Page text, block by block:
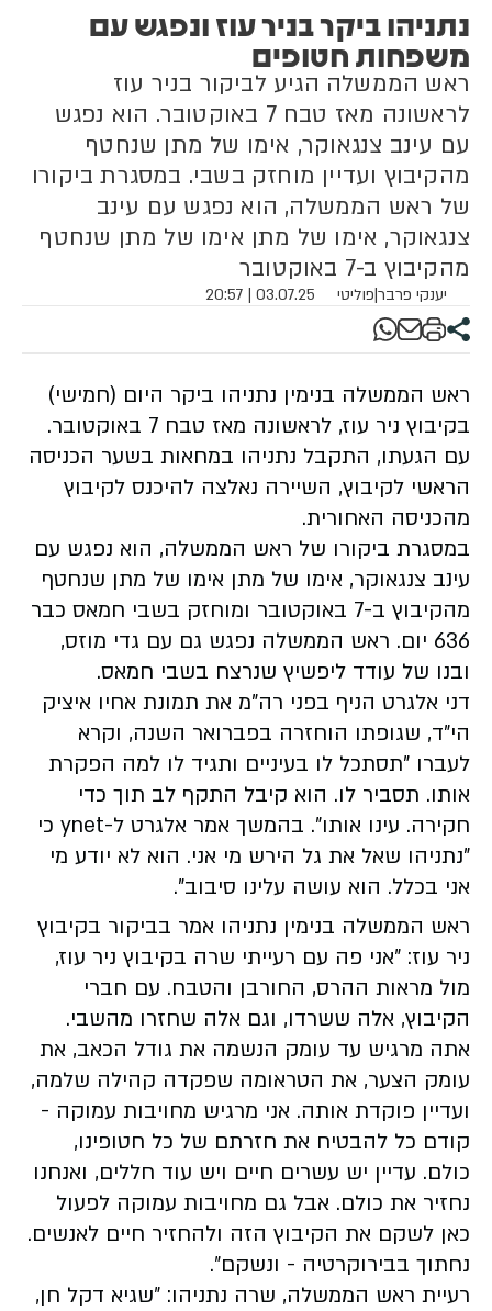
נתניהו ביקר בניר עוז ונפגש עם
משפחות חטופים
ראש הממשלה הגיע לביקור בניר עוז
לראשונה מאז טבח 7 באוקטובר. הוא נפגש
עם עינב צנגאוקר, אימו של מתן שנחטף
מהקיבוץ ועדיין מוחזק בשבי. במסגרת ביקורו
של ראש הממשלה, הוא נפגש עם עינב
צנגאוקר, אימו של מתן אימו של מתן שנחטף
מהקיבוץ ב-7 באוקטובר
יענקי פרבר|פוליטי 03.07.25 | 20:57
ראש הממשלה בנימין נתניהו ביקר היום (חמישי)
בקיבוץ ניר עוז, לראשונה מאז טבח 7 באוקטובר.
עם הגעתו, התקבל נתניהו במחאות בשער הכניסה
הראשי לקיבוץ, השיירה נאלצה להיכנס לקיבוץ
מהכניסה האחורית.
במסגרת ביקורו של ראש הממשלה, הוא נפגש עם
עינב צנגאוקר, אימו של מתן אימו של מתן שנחטף
מהקיבוץ ב-7 באוקטובר ומוחזק בשבי חמאס כבר
636 יום. ראש הממשלה נפגש גם עם גדי מוזס,
ובנו של עודד ליפשיץ שנרצח בשבי חמאס.
דני אלגרט הניף בפני רה"מ את תמונת אחיו איציק
הי"ד, שגופתו הוחזרה בפברואר השנה, וקרא
לעברו "תסתכל לו בעיניים ותגיד לו למה הפקרת
אותו. תסביר לו. הוא קיבל התקף לב תוך כדי
חקירה. עינו אותו". בהמשך אמר אלגרט ל-ynet כי
"נתניהו שאל את גל הירש מי אני. הוא לא יודע מי
אני בכלל. הוא עושה עלינו סיבוב".
ראש הממשלה בנימין נתניהו אמר בביקור בקיבוץ
ניר עוז: ״אני פה עם רעייתי שרה בקיבוץ ניר עוז,
מול מראות ההרס, החורבן והטבח. עם חברי
הקיבוץ, אלה ששרדו, וגם אלה שחזרו מהשבי.
אתה מרגיש עד עומק הנשמה את גודל הכאב, את
עומק הצער, את הטראומה שפקדה קהילה שלמה,
ועדיין פוקדת אותה. אני מרגיש מחויבות עמוקה -
קודם כל להבטיח את חזרתם של כל חטופינו,
כולם. עדיין יש עשרים חיים ויש עוד חללים, ואנחנו
נחזיר את כולם. אבל גם מחויבות עמוקה לפעול
כאן לשקם את הקיבוץ הזה ולהחזיר חיים לאנשים.
נחתוך בבירוקרטיה - ונשקם״.
רעיית ראש הממשלה, שרה נתניהו: ״שגיא דקל חן,